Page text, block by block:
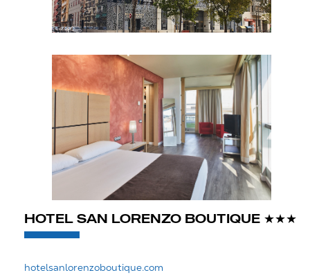
HOTEL SAN LORENZO BOUTIQUE ★★★
hotelsanlorenzoboutique.com